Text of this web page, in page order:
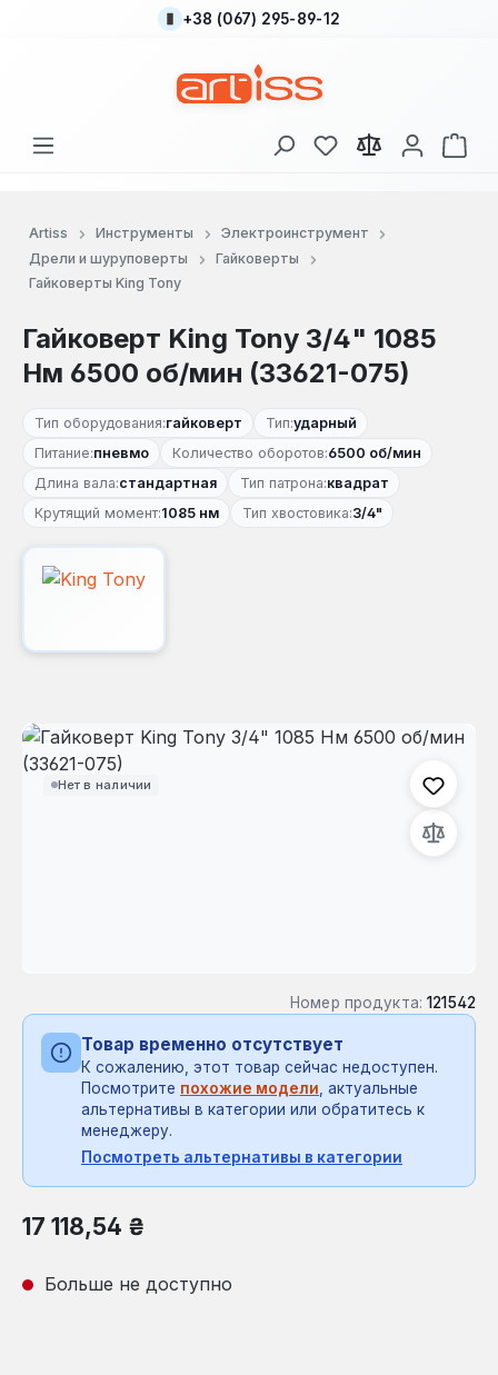
Перейти к основному содержанию
+38 (067) 295-89-12
У вас есть товары
В
Artiss Инструменты
Электроинструмент
Дрели и шуруповерты
Гайковерты
Гайковерты King Tony
Гайковерт King Tony 3/4" 1085
Нм 6500 об/мин (33621-075)
Тип оборудования:гайковерт Тип:ударный
Питание:пневмо Количество оборотов:6500 об/мин
Длина вала:стандартная Тип патрона:квадрат
Крутящий момент:1085 нм Тип хвостовика:3/4"
Нет в наличии
Пропустить галерею изображений
Номер продукта: 121542
Товар временно отсутствует
К сожалению, этот товар сейчас недоступен.
Посмотрите похожие модели , актуальные
альтернативы в категории или обратитесь к
менеджеру.
Посмотреть альтернативы в категории
Обычная цена:
17 118,54 ₴
Больше не доступно